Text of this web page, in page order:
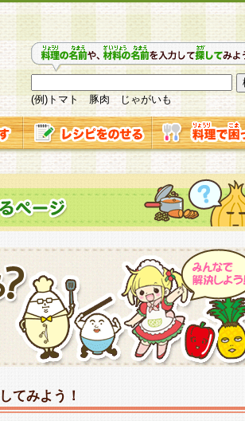
(例)トマト 豚肉 じゃがいも
てみよう！